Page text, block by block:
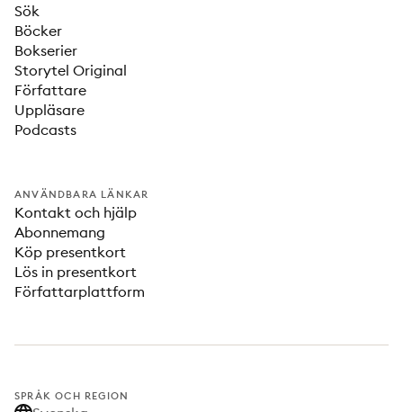
Sök
Böcker
Bokserier
Storytel Original
Författare
Uppläsare
Podcasts
ANVÄNDBARA LÄNKAR
Kontakt och hjälp
Abonnemang
Köp presentkort
Lös in presentkort
Författarplattform
SPRÅK OCH REGION